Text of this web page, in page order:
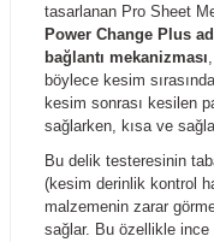
tasarlanan Pro Sheet
Power Change Plus
bağlantı mekanizması
böylece kesim
kesim sonrası kesilen
sağlarken, kısa ve
Bu delik testeresinin
(kesim derinlik kontrol
malzemenin zarar
sağlar. Bu özellikle